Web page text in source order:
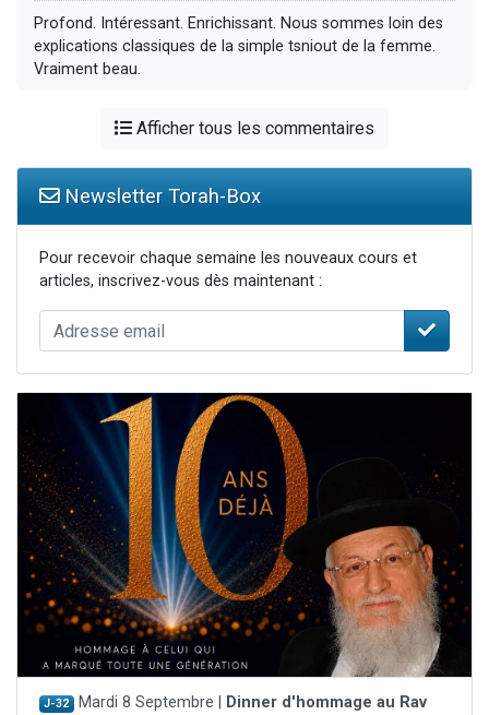
Profond. Intéressant. Enrichissant. Nous sommes loin des
explications classiques de la simple tsniout de la femme.
Vraiment beau.
Afficher tous les commentaires
Newsletter Torah-Box
Pour recevoir chaque semaine les nouveaux cours et
articles, inscrivez-vous dès maintenant :
J-32 Mardi 8 Septembre |
Dinner d'hommage au Rav